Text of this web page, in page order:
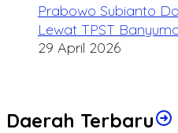
Prabowo Subianto
Lewat TPST
29 April 2026
Daerah Terbaru